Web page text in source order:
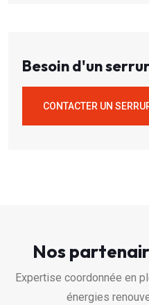
Besoin d'un
CONTACTER UN
Nos
Expertise coordonnée en
énergies